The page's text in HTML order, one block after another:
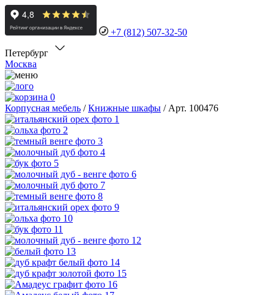
+7 (812) 507-32-50
Петербург
Москва
0
Корпусная мебель /Книжные шкафы / Арт. 100476